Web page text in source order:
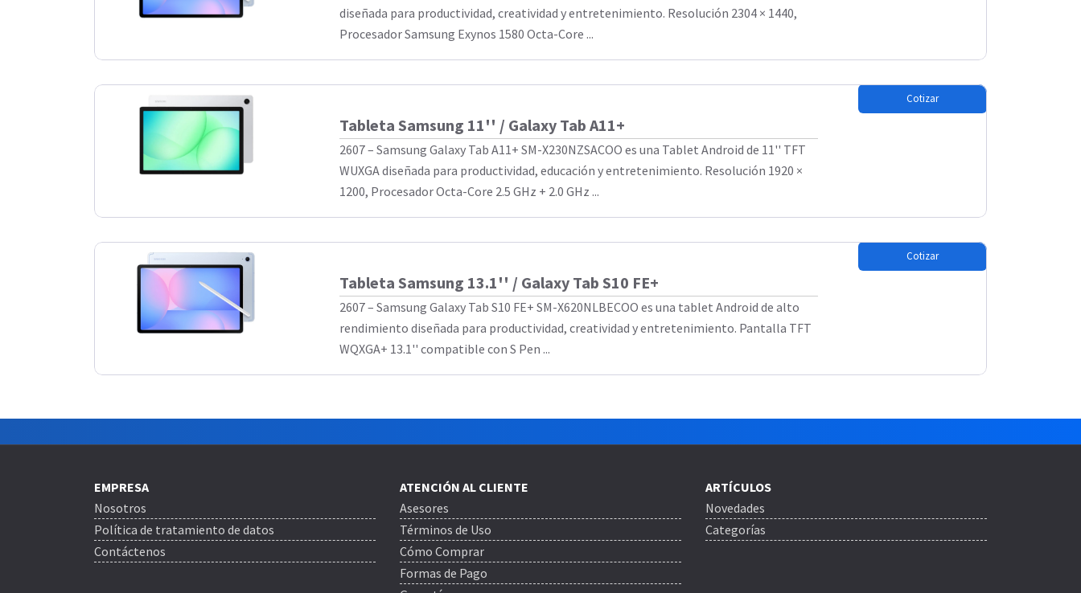
diseñada para productividad, creatividad y entretenimiento. Resolución 2304 × 1440,
Procesador Samsung Exynos 1580 Octa-Core ...
Tableta Samsung 11'' / Galaxy Tab A11+
2607 – Samsung Galaxy Tab A11+ SM-X230NZSACOO es una Tablet Android de 11'' TFT
WUXGA diseñada para productividad, educación y entretenimiento. Resolución 1920 ×
1200, Procesador Octa-Core 2.5 GHz + 2.0 GHz ...
Cotizar
Tableta Samsung 13.1'' / Galaxy Tab S10 FE+
2607 – Samsung Galaxy Tab S10 FE+ SM-X620NLBECOO es una tablet Android de alto
rendimiento diseñada para productividad, creatividad y entretenimiento. Pantalla TFT
WQXGA+ 13.1'' compatible con S Pen ...
Cotizar
EMPRESA
Nosotros
Política de tratamiento de datos
Contáctenos
ATENCIÓN AL CLIENTE
Asesores
Términos de Uso
Cómo Comprar
Formas de Pago
ARTÍCULOS
Novedades
Categorías